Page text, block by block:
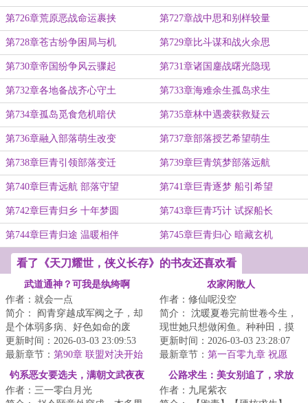
第726章荒原恶战命运裹挟 第727章战中思和别样较量
第728章苍古纷争困局与机 第729章比斗谋和战火余思
第730章帝国纷争风云骤起 第731章诸国鏖战曙光隐现
第732章各地备战齐心守土 第733章海难余生孤岛求生
第734章孤岛觅食危机暗伏 第735章林中遇袭获救疑云
第736章融入部落萌生改变 第737章部落授艺希望萌生
第738章巨青引领部落变迁 第739章巨青筑梦部落远航
第740章巨青远航 部落守望 第741章巨青逐梦 船引希望
第742章巨青归乡 十年梦圆 第743章巨青巧计 试探船长
第744章巨青归途 温暖相伴 第745章巨青归心 暗藏玄机
看了《天刀耀世，侠义长存》的书友还喜欢看
武道通神？可我是纨绔啊
作者：就会一点
简介： 阎青穿越成军阀之子，却
是个体弱多病、好色如命的废
物。在这皇朝崩坏、列强环伺的
乱世，他...
更新时间：2026-03-03 23:09:53
最新章节： 第90章 联盟对决开始
农家闲散人
作者：修仙呢没空
简介： 沈暖夏卷完前世卷今生，
现世她只想做闲鱼。种种田，摸
摸鱼，不知不觉修个在世仙。
更新时间：2026-03-03 23:28:07
最新章节： 第一百零九章 祝愿
钓系恶女要选夫，满朝文武夜夜
缠
作者：三一零白月光
公路求生：美女别追了，求放
过！
作者：九尾紫衣